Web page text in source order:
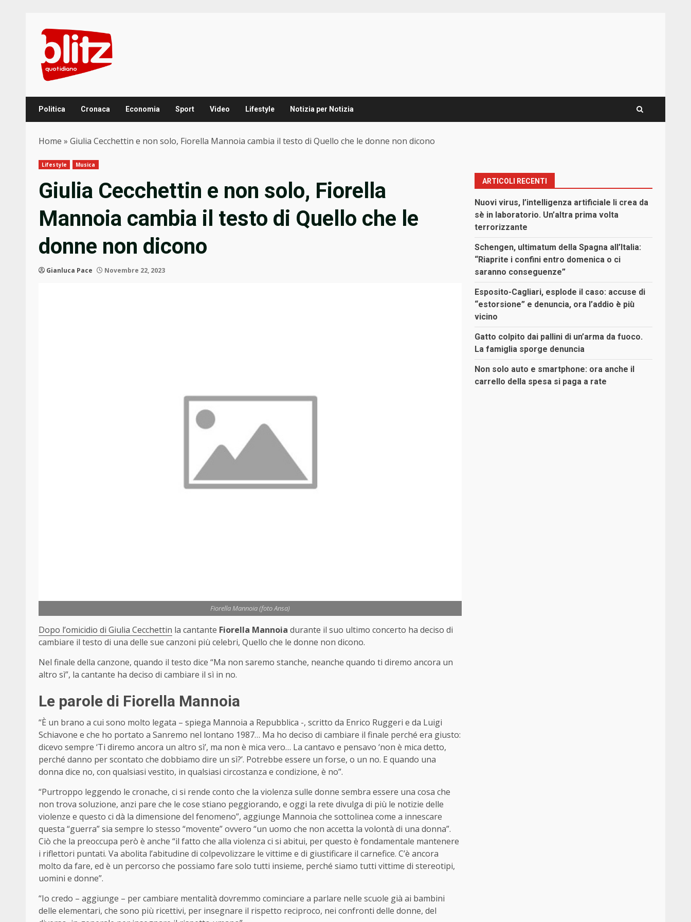
content
Politica Cronaca Economia Sport Video Lifestyle Notizia per Notizia
Home » Giulia Cecchettin e non solo, Fiorella Mannoia cambia il testo di Quello che le donne non dicono
Lifestyle Musica
Giulia Cecchettin e non solo, Fiorella
Mannoia cambia il testo di Quello che le
donne non dicono
Gianluca Pace Novembre 22, 2023
Fiorella Mannoia (foto Ansa)
Dopo l’omicidio di Giulia Cecchettin la cantante Fiorella Mannoia durante il suo ultimo concerto ha deciso di
cambiare il testo di una delle sue canzoni più celebri, Quello che le donne non dicono.
Nel finale della canzone, quando il testo dice “Ma non saremo stanche, neanche quando ti diremo ancora un
altro sì”, la cantante ha deciso di cambiare il sì in no.
Le parole di Fiorella Mannoia
“È un brano a cui sono molto legata – spiega Mannoia a Repubblica -, scritto da Enrico Ruggeri e da Luigi
Schiavone e che ho portato a Sanremo nel lontano 1987… Ma ho deciso di cambiare il finale perché era giusto:
dicevo sempre ‘Ti diremo ancora un altro sì’, ma non è mica vero… La cantavo e pensavo ‘non è mica detto,
perché danno per scontato che dobbiamo dire un sì?’. Potrebbe essere un forse, o un no. E quando una
donna dice no, con qualsiasi vestito, in qualsiasi circostanza e condizione, è no”.
“Purtroppo leggendo le cronache, ci si rende conto che la violenza sulle donne sembra essere una cosa che
non trova soluzione, anzi pare che le cose stiano peggiorando, e oggi la rete divulga di più le notizie delle
violenze e questo ci dà la dimensione del fenomeno”, aggiunge Mannoia che sottolinea come a innescare
questa “guerra” sia sempre lo stesso “movente” ovvero “un uomo che non accetta la volontà di una donna”.
Ciò che la preoccupa però è anche “il fatto che alla violenza ci si abitui, per questo è fondamentale mantenere
i riflettori puntati. Va abolita l’abitudine di colpevolizzare le vittime e di giustificare il carnefice. C’è ancora
molto da fare, ed è un percorso che possiamo fare solo tutti insieme, perché siamo tutti vittime di stereotipi,
uomini e donne”.
“Io credo – aggiunge – per cambiare mentalità dovremmo cominciare a parlare nelle scuole già ai bambini
delle elementari, che sono più ricettivi, per insegnare il rispetto reciproco, nei confronti delle donne, del
ARTICOLI RECENTI
Nuovi virus, l’intelligenza artificiale li crea da
sè in laboratorio. Un’altra prima volta
terrorizzante
Schengen, ultimatum della Spagna all’Italia:
“Riaprite i confini entro domenica o ci
saranno conseguenze”
Esposito-Cagliari, esplode il caso: accuse di
“estorsione” e denuncia, ora l’addio è più
vicino
Gatto colpito dai pallini di un’arma da fuoco.
La famiglia sporge denuncia
Non solo auto e smartphone: ora anche il
carrello della spesa si paga a rate